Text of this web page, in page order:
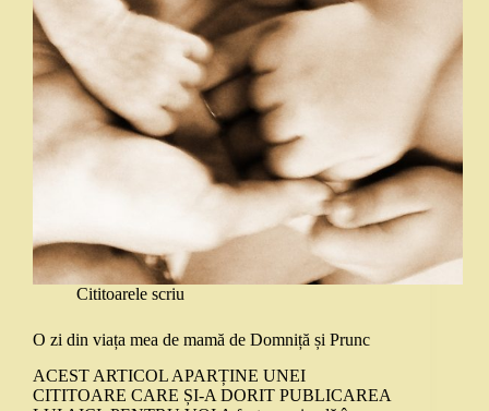
Cititoarele scriu
O zi din viața mea de mamă de Domniță și Prunc
ACEST ARTICOL APARȚINE UNEI
CITITOARE CARE ȘI-A DORIT PUBLICAREA